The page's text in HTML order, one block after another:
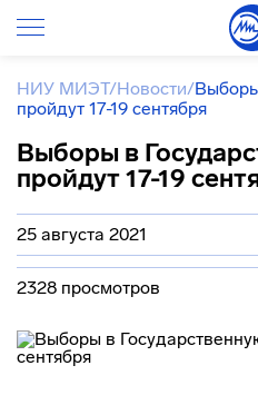
НИУ МИЭТ/Новости/
пройдут 17-19 сентября
Выборы в
пройдут 17-19
25 августа 2021
2328 просмотров